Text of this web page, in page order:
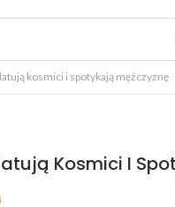
kosmici i spotykają mężczyznę
Kosmici I